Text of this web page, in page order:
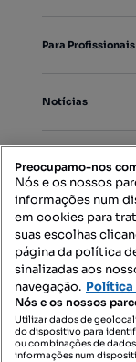
Para Profissionais
Notícias
Mapa do Site
Contacte-nos
Preocupamo-nos
Nós e os nossos
informações num
em cookies para
suas escolhas
página da política
sinalizadas aos
navegação. Política
Nós e os nossos
Utilizar dados de
do dispositivo para
ou combinações de
informações num